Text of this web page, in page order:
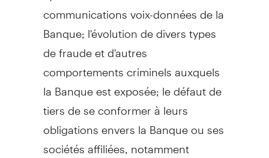
communications voix-données de la
Banque; l'évolution de divers types
de fraude et d'autres
comportements criminels auxquels
la Banque est exposée; le défaut de
tiers de se conformer à leurs
obligations envers la Banque ou ses
sociétés affiliées, notamment